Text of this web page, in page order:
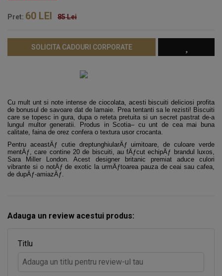
Pret: 60 LEI 85 Lei
SOLICITA CADOURI CORPORATE
Cu mult unt si note intense de ciocolata, acesti biscuiti deliciosi profita
de bonusul de savoare dat de lamaie. Prea tentanti sa le rezisti! Biscuiti
care se topesc in gura, dupa o reteta pretuita si un secret pastrat de-a
lungul multor generatii. Produs in Scotia– cu unt de cea mai buna
calitate, faina de orez confera o textura usor crocanta.
Pentru aceastÄƒ cutie dreptunghiularÄƒ uimitoare, de culoare verde
mentÄƒ, care contine 20 de biscuiti, au fÄƒcut echipÄƒ brandul luxos,
Sara Miller London. Acest designer britanic premiat aduce culori
vibrante si o notÄƒ de exotic la urmÄƒtoarea pauza de ceai sau cafea,
de dupÄƒ-amiazÄƒ.
Adauga un review acestui produs:
Titlu